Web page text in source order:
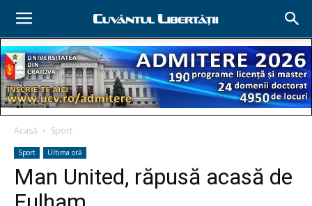
Acasă Sport
Sport Ultima oră
Man United, răpusă acasă de